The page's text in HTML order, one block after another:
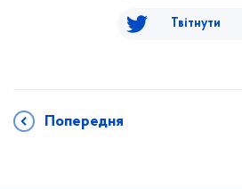
Твітнути
Попередня